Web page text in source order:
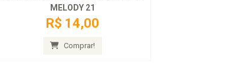
MELODY 21
R$ 14,00
Comprar!